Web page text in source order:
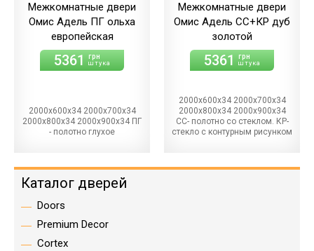
Межкомнатные двери
Омис Адель ПГ ольха
европейская
5361 грн
штука
2000х600х34 2000х700х34
2000х800х34 2000х900х34 ПГ
- полотно глухое
Межкомнатные двери
Омис Адель СС+КР дуб
золотой
5361 грн
штука
2000х600х34 2000х700х34
2000х800х34 2000х900х34
СС- полотно со стеклом. КР-
стекло с контурным рисунком
Каталог дверей
Doors
Premium Decor
Cortex